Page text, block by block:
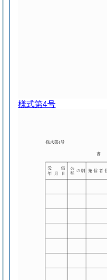
様式第4号